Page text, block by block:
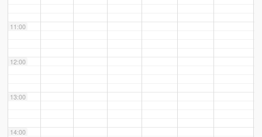
11:00
12:00
13:00
14:00